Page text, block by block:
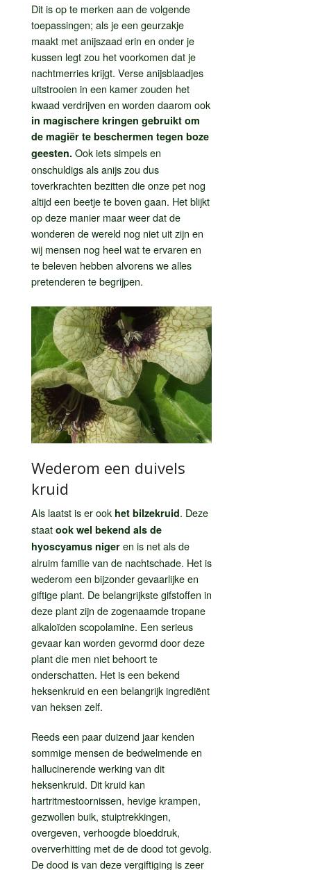
Dit is op te merken aan de volgende
toepassingen; als je een geurzakje
maakt met anijszaad erin en onder je
kussen legt zou het voorkomen dat je
nachtmerries krijgt. Verse anijsblaadjes
uitstrooien in een kamer zouden het
kwaad verdrijven en worden daarom ook
in magischere kringen gebruikt om
de magiër te beschermen tegen boze
geesten. Ook iets simpels en
onschuldigs als anijs zou dus
toverkrachten bezitten die onze pet nog
altijd een beetje te boven gaan. Het blijkt
op deze manier maar weer dat de
wonderen de wereld nog niet uit zijn en
wij mensen nog heel wat te ervaren en
te beleven hebben alvorens we alles
pretenderen te begrijpen.
Wederom een duivels
kruid
Als laatst is er ook het bilzekruid. Deze
staat ook wel bekend als de
hyoscyamus niger en is net als de
alruim familie van de nachtschade. Het is
wederom een bijzonder gevaarlijke en
giftige plant. De belangrijkste gifstoffen in
deze plant zijn de zogenaamde tropane
alkaloïden scopolamine. Een serieus
gevaar kan worden gevormd door deze
plant die men niet behoort te
onderschatten. Het is een bekend
heksenkruid en een belangrijk ingrediënt
van heksen zelf.
Reeds een paar duizend jaar kenden
sommige mensen de bedwelmende en
hallucinerende werking van dit
heksenkruid. Dit kruid kan
hartritmestoornissen, hevige krampen,
gezwollen buik, stuiptrekkingen,
overgeven, verhoogde bloeddruk,
oververhitting met de de dood tot gevolg.
De dood is van deze vergiftiging is zeer